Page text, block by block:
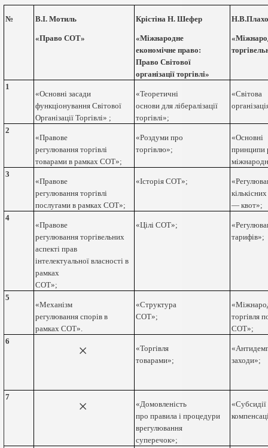
№ В.І. Мотиль
«Право СОТ»
Крістіна Н. Шефер
«Міжнародне
економічне право:
Право Світової
організації торгівлі»
1
«Основні засади
функціонування Світової
Організації Торгівлі» ;
«Теоретичні
основи для лібералізації
торгівлі»;
«Світова
2
«Правове
регулювання торгівлі
товарами в рамках СОТ»;
«Роздуми про
торгівлю»;
«Основні
принципи
3
«Правове
регулювання торгівлі
послугами в рамках СОТ»;
«Історія СОТ»;
— квот»;
4
«Правове
регулювання торгівельних
аспекті прав
інтелектуальної власності в
рамках
СОТ»;
«Цілі СОТ»;
тарифів»;
5
«Механізм
регулювання спорів в
рамках СОТ».
«Структура
СОТ»;
торгівля
СОТ»;
6
×
«Торгівля
товарами»;
заходи»;
7
×
«Домовленість
про правила і процедури
врегулювання
суперечок»;
«Субсидії